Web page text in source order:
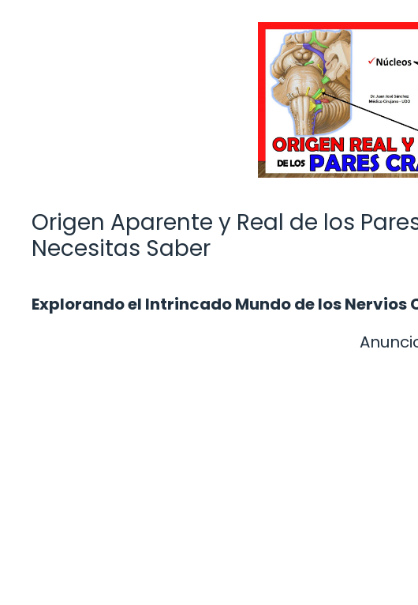
Origen Aparente y Real de los
Necesitas Saber
Explorando el Intrincado Mundo de los Nervios